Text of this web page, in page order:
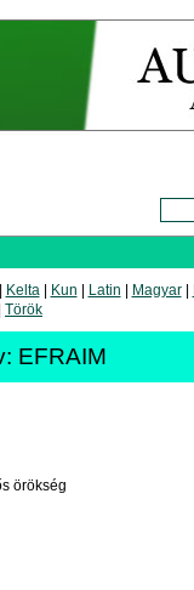
Kelta| Kun Latin Magyar|
Török
EFRAIM
örökség